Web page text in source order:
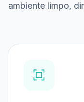
ambiente limpo,